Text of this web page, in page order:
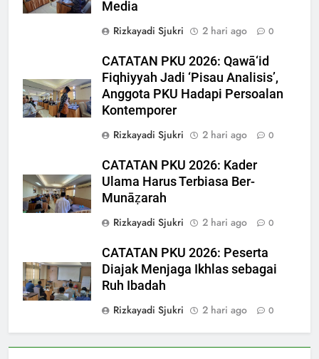
Media
Rizkayadi Sjukri
2 hari ago 0
CATATAN PKU 2026: Qawā‘id
Fiqhiyyah Jadi ‘Pisau Analisis’,
Anggota PKU Hadapi Persoalan
Kontemporer
Rizkayadi Sjukri
2 hari ago 0
CATATAN PKU 2026: Kader
Ulama Harus Terbiasa Ber-
Munāẓarah
Rizkayadi Sjukri
2 hari ago 0
CATATAN PKU 2026: Peserta
Diajak Menjaga Ikhlas sebagai
Ruh Ibadah
Rizkayadi Sjukri
2 hari ago 0